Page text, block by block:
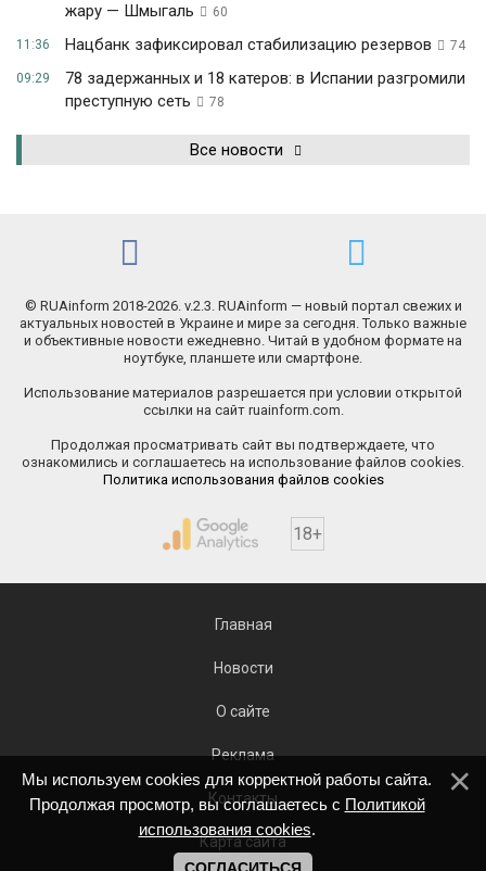
жару — Шмыгаль
60
11:36 Нацбанк зафиксировал стабилизацию резервов 74
09:29
78 задержанных и 18 катеров: в Испании разгромили
преступную сеть
78
Все новости
© RUAinform 2018-2026. v.2.3. RUAinform — новый портал свежих и
актуальных новостей в Украине и мире за сегодня. Только важные
и объективные новости ежедневно. Читай в удобном формате на
ноутбуке, планшете или смартфоне.
Использование материалов разрешается при условии открытой
ссылки на сайт ruainform.com.
Продолжая просматривать сайт вы подтверждаете, что
ознакомились и соглашаетесь на использование файлов cookies.
Политика использования файлов cookies
18+
Главная
Новости
О сайте
Реклама
Контакты
Карта сайта
Мы используем cookies для корректной работы сайта.
Продолжая просмотр, вы соглашаетесь с Политикой
использования cookies.